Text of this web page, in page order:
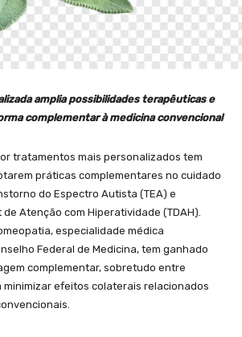
amplia possibilidades terapêuticas e
complementar à medicina convencional
tratamentos mais personalizados tem
práticas complementares no cuidado
do Espectro Autista (TEA) e
Atenção com Hiperatividade (TDAH).
especialidade médica
Federal de Medicina, tem ganhado
complementar, sobretudo entre
minimizar efeitos colaterais relacionados